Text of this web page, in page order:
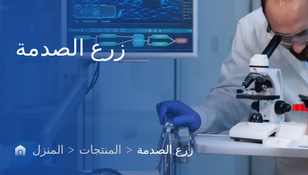
زرع الصدمة
المنزل > المنتجات > زرع الصدمة